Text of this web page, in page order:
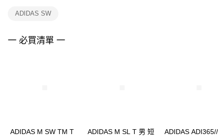
３．未成年的使用者請事先徵得法定代理人或監護人之同意方可使用
４．使用「AFTEE先享後付」時，將依據個別帳號之用戶狀況，依本公司即
ADIDAS SW
一 必買清單 一
ADIDAS M SW TM T
ADIDAS M SL T 男 短
ADIDAS